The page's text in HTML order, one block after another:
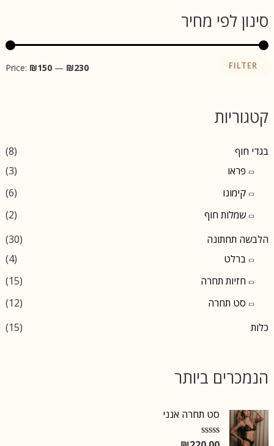
סינון לפי מחיר
ii
FILTER
Price: ₪150— ₪230
קטגוריות
בגדי חוף
(8)
פראו
(3)
קימונו
(6)
שמלות חוף
(2)
הלבשה תחתונה
(30)
ברלט
(4)
חזיות תחרה
(15)
סט תחרה
(12)
כלות
(15)
הנמכרים ביותר
סט תחרה אנני
R